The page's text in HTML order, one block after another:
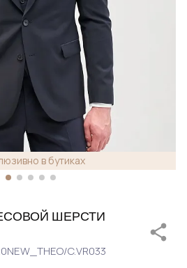
в бутиках
ШЕРСТИ
C.VR033